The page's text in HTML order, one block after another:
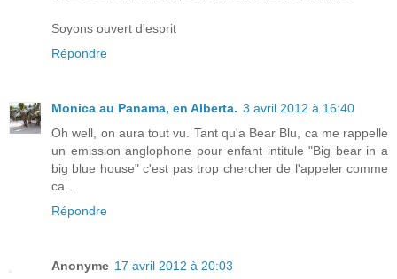
Soyons ouvert d'esprit
Répondre
Monica au Panama, en Alberta. 3 avril 2012 à 16:40
Oh well, on aura tout vu. Tant qu'a Bear Blu, ca me rappelle
un emission anglophone pour enfant intitule "Big bear in a
big blue house" c'est pas trop chercher de l'appeler comme
ca...
Répondre
Anonyme 17 avril 2012 à 20:03